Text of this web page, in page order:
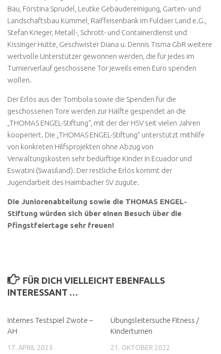
Bau, Förstina Sprudel, Leutke Gebäudereinigung, Garten- und
Landschaftsbau Kümmel, Raiffeisenbank im Fuldaer Land e.G.,
Stefan Krieger, Metall-, Schrott- und Containerdienst und
Kissinger Hütte, Geschwister Diana u. Dennis Tisma GbR weitere
wertvolle Unterstützer gewonnen werden, die für jedes im
Turnierverlauf geschossene Tor jeweils einen Euro spenden
wollen.
Der Erlös aus der Tombola sowie die Spenden für die
geschossenen Tore werden zur Hälfte gespendet an die
„THOMAS ENGEL-Stiftung“, mit der der HSV seit vielen Jahren
kooperiert. Die „THOMAS ENGEL-Stiftung“ unterstützt mithilfe
von konkreten Hilfsprojekten ohne Abzug von
Verwaltungskosten sehr bedürftige Kinder in Ecuador und
Eswatini (Swasiland). Der restliche Erlös kommt der
Jugendarbeit des Haimbacher SV zugute.
Die Juniorenabteilung sowie die THOMAS ENGEL-
Stiftung würden sich über einen Besuch über die
Pfingstfeiertage sehr freuen!
FÜR DICH VIELLEICHT EBENFALLS
INTERESSANT …
Internes Testspiel Zwote –
AH
17. APRIL 2025
Übungsleitersuche Fitness /
Kinderturnen
21. OKTOBER 2022